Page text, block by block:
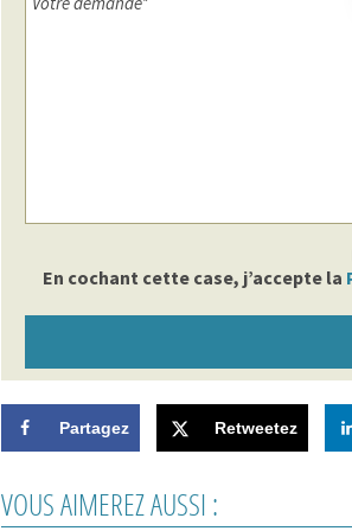
En cochant cette case, j’accepte la
Partagez Retweetez
VOUS AIMEREZ AUSSI :